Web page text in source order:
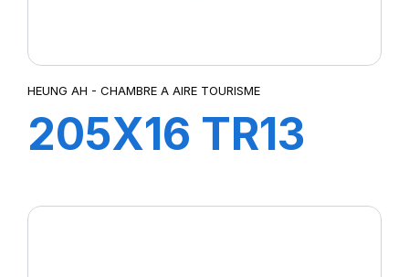
HEUNG AH - CHAMBRE A AIRE TOURISME
205X16 TR13